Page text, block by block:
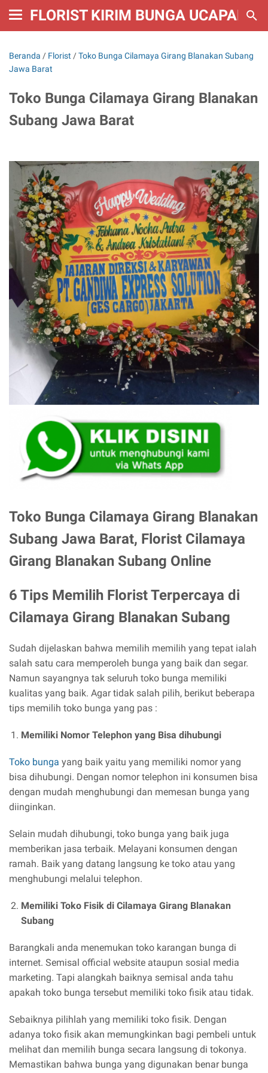
FLORIST KIRIM BUNGA UCAPAN
Beranda / Florist /Toko Bunga Cilamaya Girang Blanakan Subang
Jawa Barat
Toko Bunga Cilamaya Girang Blanakan
Subang Jawa Barat
Toko Bunga Cilamaya Girang Blanakan
Subang Jawa Barat, Florist Cilamaya
Girang Blanakan Subang Online
6 Tips Memilih Florist Terpercaya di
Cilamaya Girang Blanakan Subang
Sudah dijelaskan bahwa memilih memilih yang tepat ialah
salah satu cara memperoleh bunga yang baik dan segar.
Namun sayangnya tak seluruh toko bunga memiliki
kualitas yang baik. Agar tidak salah pilih, berikut beberapa
tips memilih toko bunga yang pas :
Memiliki Nomor Telephon yang Bisa dihubungi
Toko bunga yang baik yaitu yang memiliki nomor yang
bisa dihubungi. Dengan nomor telephon ini konsumen bisa
dengan mudah menghubungi dan memesan bunga yang
diinginkan.
Selain mudah dihubungi, toko bunga yang baik juga
memberikan jasa terbaik. Melayani konsumen dengan
ramah. Baik yang datang langsung ke toko atau yang
menghubungi melalui telephon.
Memiliki Toko Fisik di Cilamaya Girang Blanakan
Subang
Barangkali anda menemukan toko karangan bunga di
internet. Semisal official website ataupun sosial media
marketing. Tapi alangkah baiknya semisal anda tahu
apakah toko bunga tersebut memiliki toko fisik atau tidak.
Sebaiknya pilihlah yang memiliki toko fisik. Dengan
adanya toko fisik akan memungkinkan bagi pembeli untuk
melihat dan memilih bunga secara langsung di tokonya.
Memastikan bahwa bunga yang digunakan benar bunga